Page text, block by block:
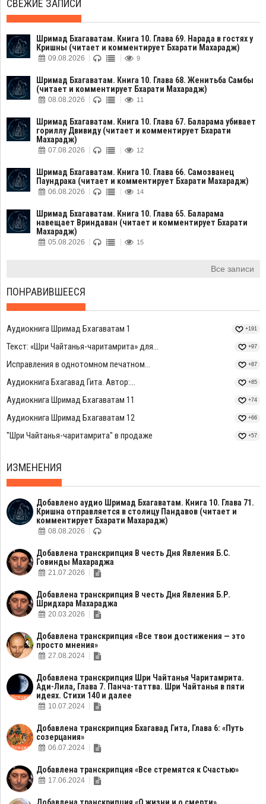
СВЕЖИЕ ЗАПИСИ
Шримад Бхагаватам. Книга 10. Глава 69. Нарада в гостях у
Кришны (читает и комментирует Бхарати Махарадж)
09.08.2026 9
Шримад Бхагаватам. Книга 10. Глава 68. Женитьба Самбы
(читает и комментирует Бхарати Махарадж)
08.08.2026 11
Шримад Бхагаватам. Книга 10. Глава 67. Баларама убивает
гориллу Двивиду (читает и комментирует Бхарати
Махарадж)
07.08.2026 12
Шримад Бхагаватам. Книга 10. Глава 66. Самозванец
Паундрака (читает и комментирует Бхарати Махарадж)
06.08.2026 14
Шримад Бхагаватам. Книга 10. Глава 65. Баларама
навещает Вриндаван (читает и комментирует Бхарати
Махарадж)
05.08.2026 15
Все записи
ПОНРАВИВШЕЕСЯ
Аудиокнига Шримад Бхагаватам 1 +191
Текст: «Шри Чайтанья-чаритамрита» для... +97
Исправления в однотомном печатном... +87
Аудиокнига Бхагавад Гита. Автор:... +85
Аудиокнига Шримад Бхагаватам 11 +74
Аудиокнига Шримад Бхагаватам 12 +66
"Шри Чайтанья-чаритамрита" в продаже +57
ИЗМЕНЕНИЯ
Добавлено аудио Шримад Бхагаватам. Книга 10. Глава 71.
Кришна отправляется в столицу Пандавов (читает и
комментирует Бхарати Махарадж)
08.08.2026
Добавлена транскрипция В честь Дня Явления Б.С.
Говинды Махараджа
21.07.2026
Добавлена транскрипция В честь Дня Явления Б.Р.
Шридхара Махараджа
20.03.2026
Добавлена транскрипция «Все твои достижения — это
просто мнения»
27.08.2024
Добавлена транскрипция Шри Чайтанья Чаритамрита.
Ади-Лила, Глава 7. Панча-таттва. Шри Чайтанья в пяти
идеях. Стихи 140 и далее
10.07.2024
Добавлена транскрипция Бхагавад Гита, Глава 6: «Путь
созерцания»
06.07.2024
Добавлена транскрипция «Все стремятся к Счастью»
17.06.2024